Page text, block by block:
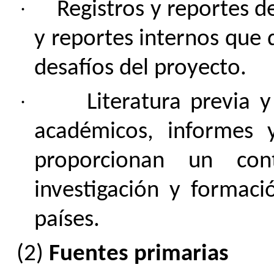
·
Registros y reportes
y reportes internos que
desafíos del proyecto.
·
Literatura previa
académicos,
proporcionan un
investigación y
países.
(2) Fuentes primarias